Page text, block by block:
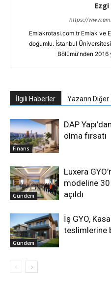
Ezgi
https://
Emlakrotasi.com.tr Emlak ve
doğumlu. İstanbul
Bölümü'nden 2016
İlgili Haberler Yazarın
Finans
DAP
olma fırsatı
Gündem
Luxera
modeline 30
açıldı
Gündem
İş GYO,
teslimlerine